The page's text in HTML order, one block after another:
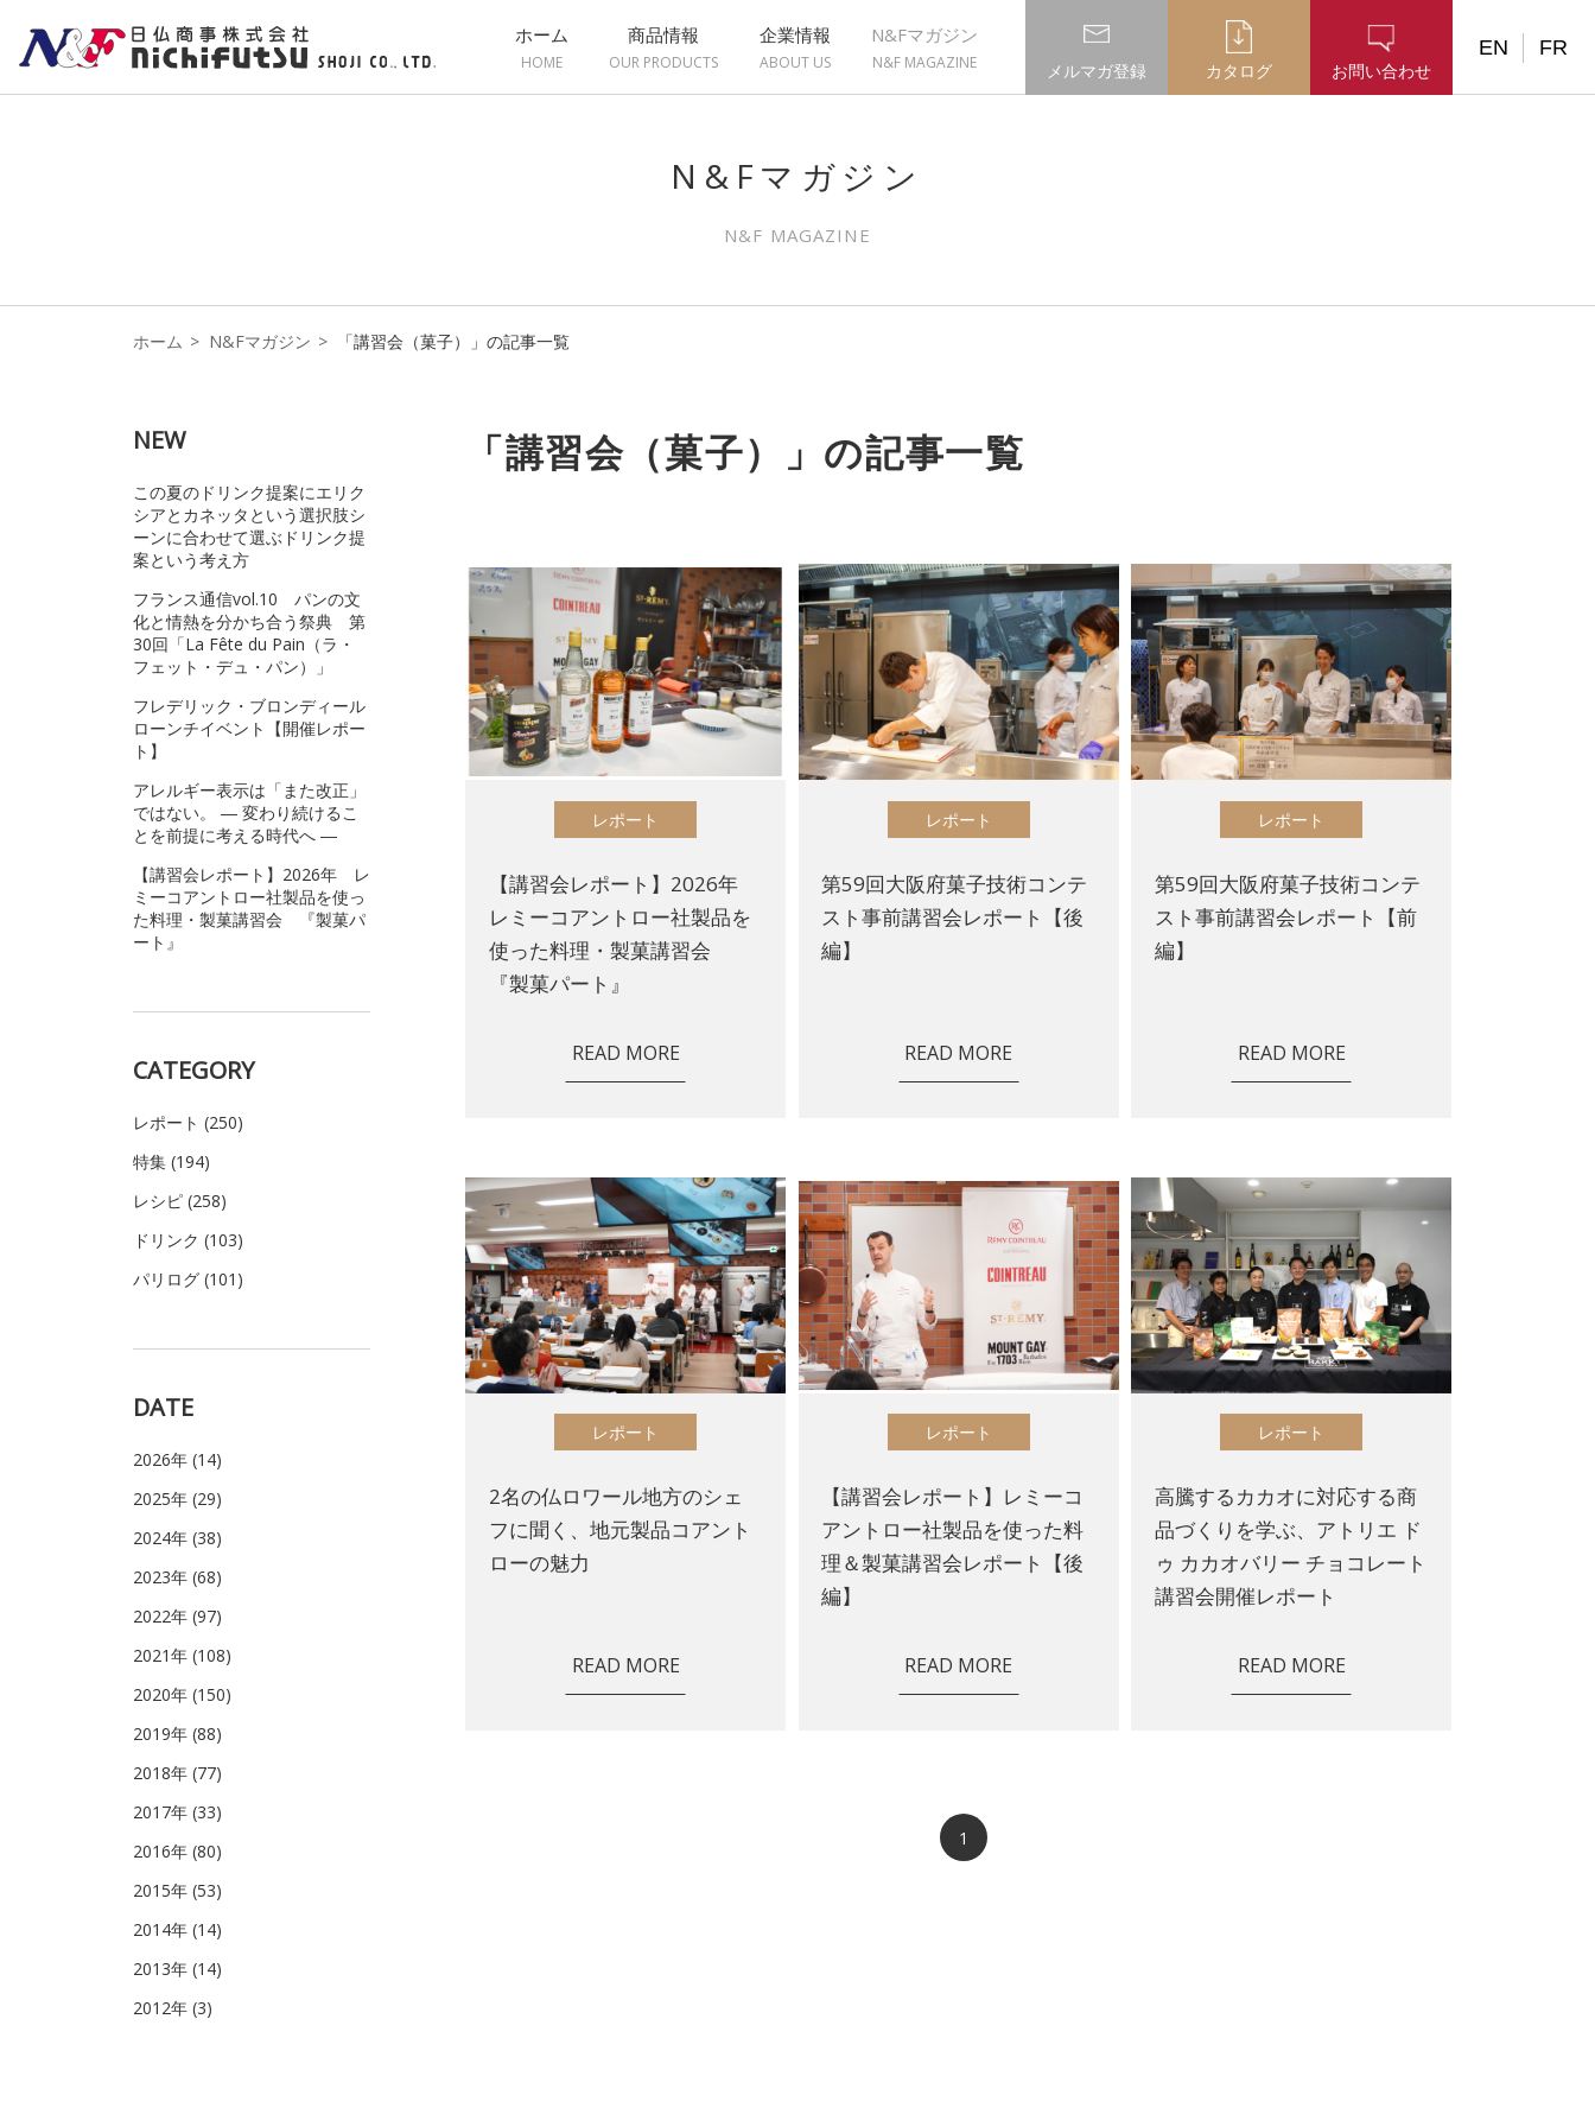
ホーム
HOME
商品情報
OUR PRODUCTS
企業情報
ABOUT US
N&Fマガジン
N&F MAGAZINE メルマガ登録 カタログ お問い合わせ
EN FR
N&Fマガジン
N&F MAGAZINE
ホーム N&Fマガジン 「講習会（菓子）」の記事一覧
「講習会（菓子）」の記事一覧
レポート
【講習会レポート】2026年
レミーコアントロー社製品を
使った料理・製菓講習会
『製菓パート』
READ MORE
レポート
第59回大阪府菓子技術コンテ
スト事前講習会レポート【後
編】
READ MORE
レポート
第59回大阪府菓子技術コンテ
スト事前講習会レポート【前
編】
READ MORE
レポート
2名の仏ロワール地方のシェ
フに聞く、地元製品コアント
ローの魅力
READ MORE
レポート
【講習会レポート】レミーコ
アントロー社製品を使った料
理＆製菓講習会レポート【後
編】
READ MORE
レポート
高騰するカカオに対応する商
品づくりを学ぶ、アトリエ ド
ゥ カカオバリー チョコレート
講習会開催レポート
READ MORE
1
NEW
この夏のドリンク提案にエリク
シアとカネッタという選択肢シ
ーンに合わせて選ぶドリンク提
案という考え方
フランス通信vol.10 パンの文
化と情熱を分かち合う祭典 第
30回「La Fête du Pain（ラ・
フェット・デュ・パン）」
フレデリック・ブロンディール
ローンチイベント【開催レポー
ト】
アレルギー表示は「また改正」
ではない。 ― 変わり続けるこ
とを前提に考える時代へ ―
【講習会レポート】2026年 レ
ミーコアントロー社製品を使っ
た料理・製菓講習会 『製菓パ
ート』
CATEGORY
レポート (250)
特集 (194)
レシピ (258)
ドリンク (103)
パリログ (101)
DATE
2026年 (14)
2025年 (29)
2024年 (38)
2023年 (68)
2022年 (97)
2021年 (108)
2020年 (150)
2019年 (88)
2018年 (77)
2017年 (33)
2016年 (80)
2015年 (53)
2014年 (14)
2013年 (14)
2012年 (3)